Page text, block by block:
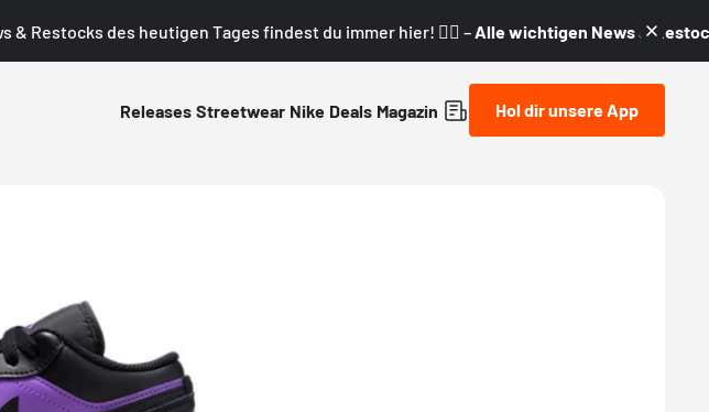
& Restocks des heutigen Tages findest du immer hier! 👇🏼 – Alle wichtigen News &
Releases Streetwear Nike Deals Magazin Hol dir unsere App